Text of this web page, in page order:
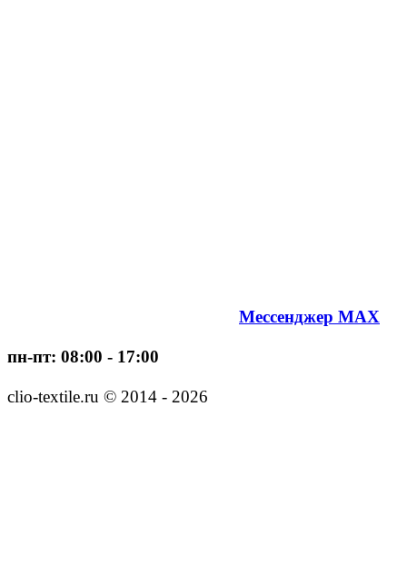
Мессенджер MAX
пн-пт: 08:00 - 17:00
clio-textile.ru © 2014 - 2026